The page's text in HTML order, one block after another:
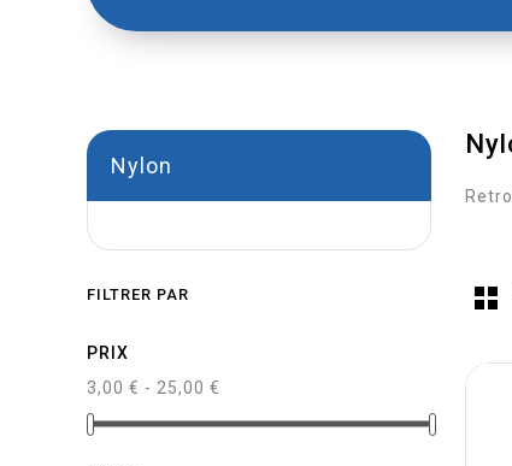
Nylon
FILTRER PAR
PRIX
3,00 € - 25,00 €